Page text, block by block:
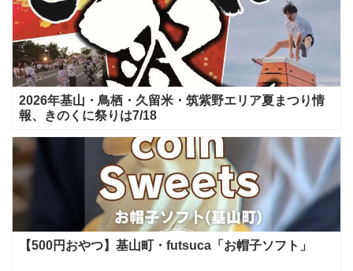
2026年基山・鳥栖・久留米・筑紫野エリア夏まつり情
報、きのくに祭りは7/18
【500円おやつ】基山町・futsuca「お帽子ソフト」